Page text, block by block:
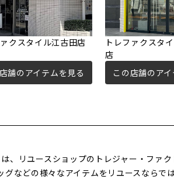
クスタイル江古田店
舗のアイテムを見る
トレファクスタ
店
この店舗のア
、リユースショップのトレジャー・ファ
などの様々なアイテムをリユースなら